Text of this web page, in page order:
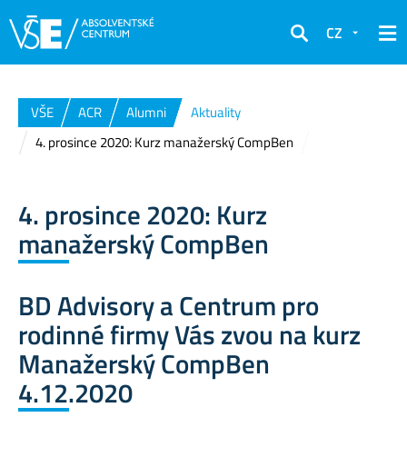
Hledat
CZ
VŠE ACR Alumni
Aktuality
4. prosince 2020: Kurz manažerský CompBen
4. prosince 2020: Kurz
manažerský CompBen
BD Advisory a Centrum pro
rodinné firmy Vás zvou na kurz
Manažerský CompBen
4.12.2020